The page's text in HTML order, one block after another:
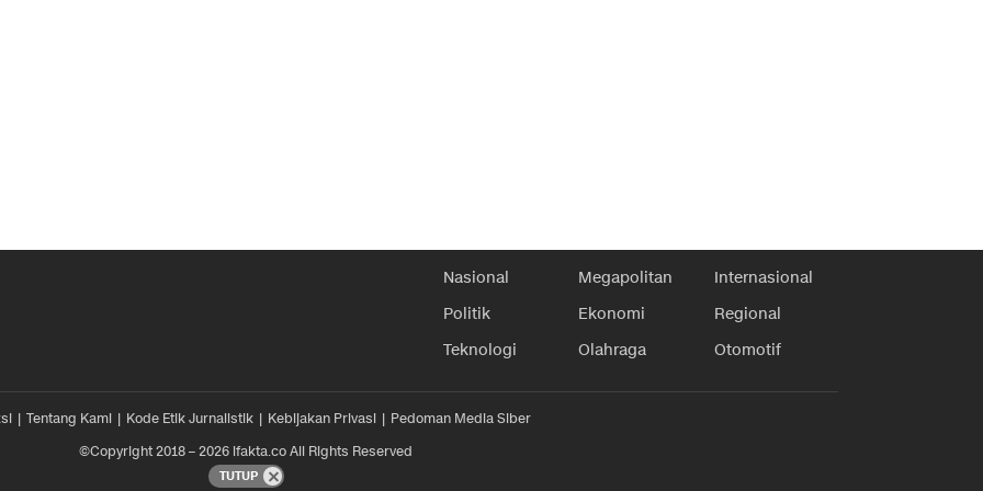
Nasional Megapolitan
Internasional
Politik
Ekonomi
Regional
Teknologi
Olahraga Otomotif
Tentang Kami Kode Etik Jurnalistik Kebijakan Privasi
Pedoman Media Siber
©Copyright 2018 – 2026 ifakta.co All Rights Reserved
TUTUP